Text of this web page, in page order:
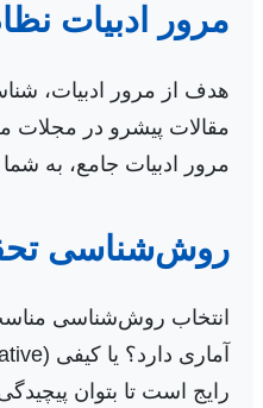
مرور ادبیات
هدف از مرور ادبیات،
مرور ادبیات جامع، به
روش‌شناسی
رایج است تا بتوان